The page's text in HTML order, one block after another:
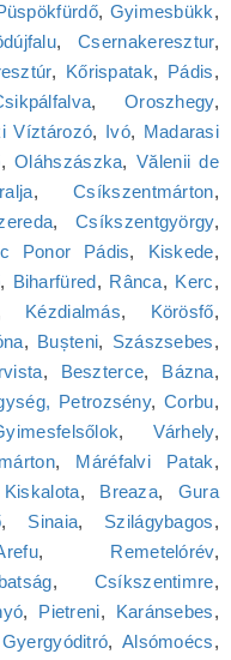
, Gyimesbükk,
,Csernakeresztur,
, Kőrispatak, Pádis,
, Oroszhegy,
Víztározó, Ivó, Madarasi
,Oláhszászka, Vălenii de
,Csíkszentmárton,
,Csíkszentgyörgy,
Ponor Pádis, Kiskede,
, Biharfüred, Rânca, Kerc,
Kézdialmás, Körösfő,
, Bușteni, Szászsebes,
, Beszterce, Bázna,
Petrozsény,Corbu,
, Várhely,
, Máréfalvi Patak,
Kiskalota, Breaza, Gura
, Sinaia, Szilágybagos,
, Remetelórév,
, Csíkszentimre,
, Pietreni, Karánsebes,
Gyergyóditró, Alsómoécs,